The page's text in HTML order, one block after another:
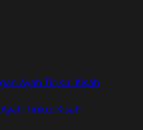
Ayah Tiriku: Kisah
Tiriku: Kisah